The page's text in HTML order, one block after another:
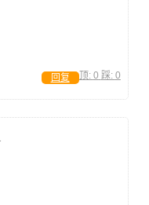
顶: 0 踩: 0
回复